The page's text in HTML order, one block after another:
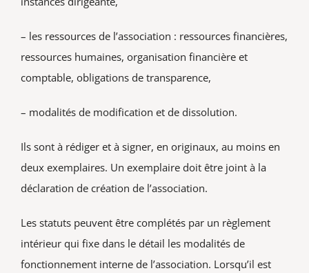
– les ressources de l’association : ressources financières,
ressources humaines, organisation financière et
comptable, obligations de transparence,
– modalités de modification et de dissolution.
Ils sont à rédiger et à signer, en originaux, au moins en
deux exemplaires. Un exemplaire doit être joint à la
déclaration de création de l’association.
Les statuts peuvent être complétés par un règlement
intérieur qui fixe dans le détail les modalités de
fonctionnement interne de l’association. Lorsqu’il est